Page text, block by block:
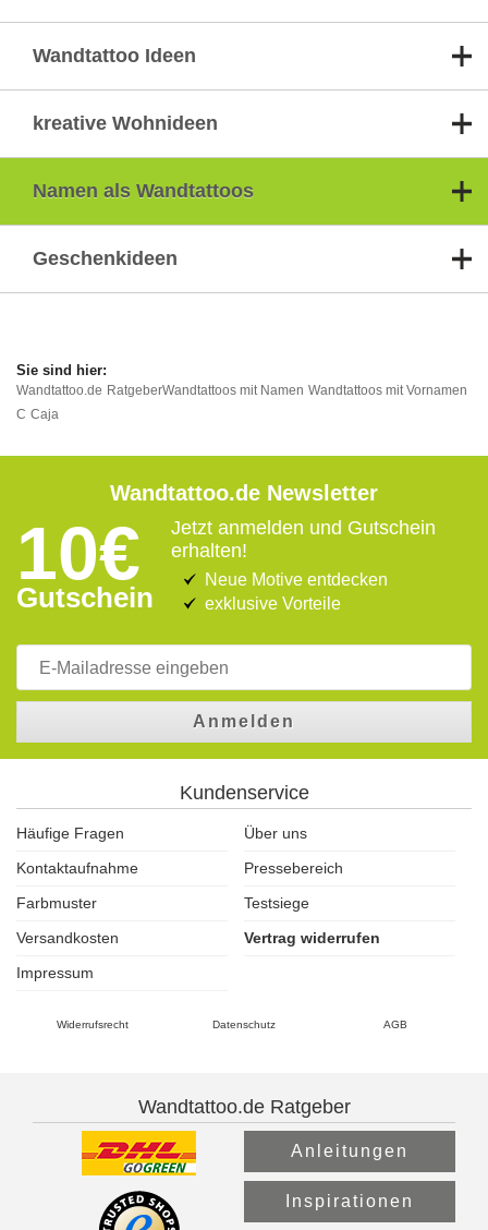
Wandtattoo Ideen
kreative Wohnideen
Namen als Wandtattoos
Geschenkideen
Wandtattoo.de RatgeberWandtattoos mit Namen Wandtattoos mit Vornamen
C Caja
Wandtattoo.de Newsletter
10€
Gutschein
Jetzt anmelden und Gutschein
erhalten!
Neue Motive entdecken
exklusive Vorteile
Anmelden
Kundenservice
Häufige Fragen
Über uns
Kontaktaufnahme
Pressebereich
Farbmuster
Testsiege
Versandkosten
Vertrag widerrufen
Impressum
Widerrufsrecht Datenschutz AGB
Wandtattoo.de Ratgeber
Anleitungen
Inspirationen